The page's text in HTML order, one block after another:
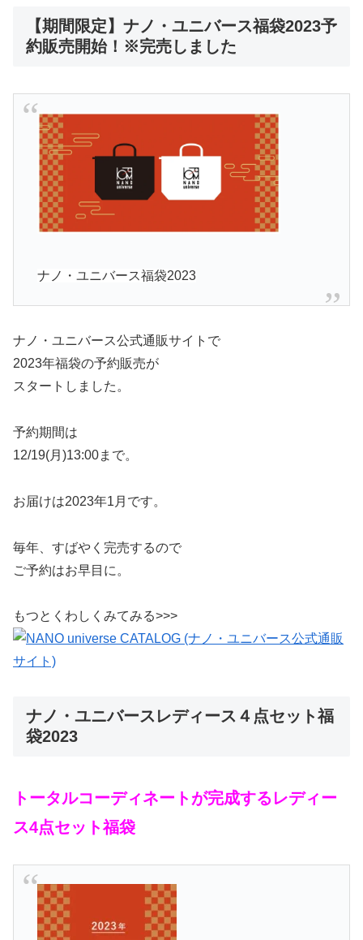
【期間限定】ナノ・ユニバース福袋2023予
約販売開始！※完売しました
ナノ・ユニバース福袋2023
ナノ・ユニバース公式通販サイトで
2023年福袋の予約販売が
スタートしました。
予約期間は
12/19(月)13:00まで。
お届けは2023年1月です。
毎年、すばやく完売するので
ご予約はお早目に。
もつとくわしくみてみる>>>
ナノ・ユニバースレディース４点セット福
袋2023
トータルコーディネートが完成するレディー
ス4点セット福袋